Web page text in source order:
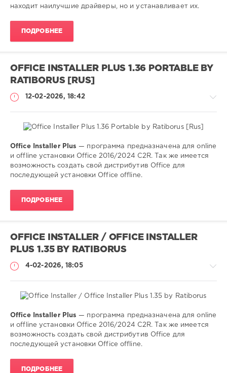
драйверов,
находит наилучшие драйверы, но и устанавливает их.
ПОДРОБНЕЕ
OFFICE INSTALLER PLUS 1.36 PORTABLE BY
RATIBORUS [RUS]
12-02-2026, 18:42
Софт
SamDel
67
0
установка,
office,
2013 ,
2024
Office Installer Plus — программа предназначена для online
и offline установки Office 2016/2024 C2R. Так же имеется
возможность создать свой дистрибутив Office для
последующей установки Office offline.
ПОДРОБНЕЕ
OFFICE INSTALLER / OFFICE INSTALLER
PLUS 1.35 BY RATIBORUS
4-02-2026, 18:05
Софт
SamDel
113
0
Office Installer Plus — программа предназначена для online
и offline установки Office 2016/2024 C2R. Так же имеется
возможность создать свой дистрибутив Office для
последующей установки Office offline.
ПОДРОБНЕЕ